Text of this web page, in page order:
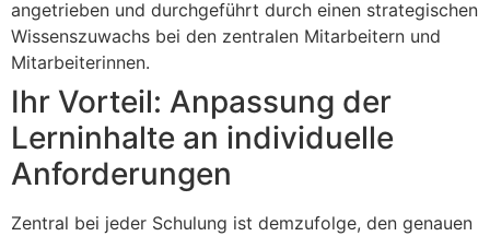
angetrieben und durchgeführt durch einen strategischen
Wissenszuwachs bei den zentralen Mitarbeitern und
Mitarbeiterinnen.
Ihr Vorteil: Anpassung der
Lerninhalte an individuelle
Anforderungen
Zentral bei jeder Schulung ist demzufolge, den genauen